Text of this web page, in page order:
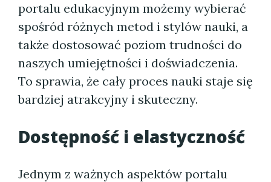
portalu edukacyjnym możemy wybierać
spośród różnych metod i stylów nauki, a
także dostosować poziom trudności do
naszych umiejętności i doświadczenia.
To sprawia, że cały proces nauki staje się
bardziej atrakcyjny i skuteczny.
Dostępność i elastyczność
Jednym z ważnych aspektów portalu